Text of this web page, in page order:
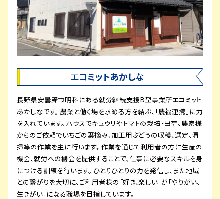
エコミットあかしな
長野県安曇野市明科にある就労継続支援B型事業所エコミット
あかしなです。 農業と働く場を求める方を結ぶ、「農福連携」に力
を入れています。 ハウスでキュウリやトマトの栽培・出荷、農家様
からのご依頼でいちごの葉摘み、加工用ぶどうの収穫、選定、清
掃等の作業を主に行います。 作業を通じて利用者の方に生産の
機会、就労への機会を提供することで、 仕事に必要なスキルを身
につける訓練を行います。 ひとりひとりの力を発信し、また地域
との繋がりを大切に、ご利用者様の「好き、楽しい」が「やりがい、
生きがい」になる職場を目指しています。